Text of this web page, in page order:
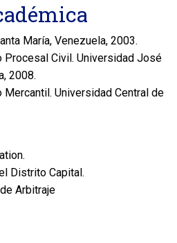
María, Venezuela, 2003.
Procesal Civil. Universidad José
2008.
Mercantil. Universidad Central de
Distrito Capital.
Arbitraje